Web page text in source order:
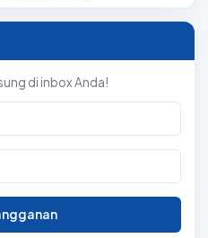
di inbox Anda!